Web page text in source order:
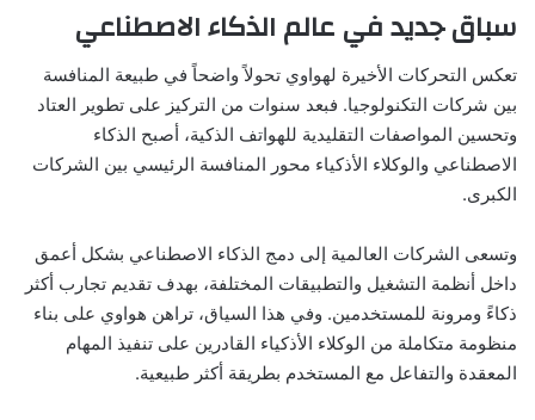
سباق جديد في عالم الذكاء الاصطناعي
تعكس التحركات الأخيرة لهواوي تحولاً واضحاً في طبيعة المنافسة
بين شركات التكنولوجيا. فبعد سنوات من التركيز على تطوير العتاد
وتحسين المواصفات التقليدية للهواتف الذكية، أصبح الذكاء
الاصطناعي والوكلاء الأذكياء محور المنافسة الرئيسي بين الشركات
الكبرى.
وتسعى الشركات العالمية إلى دمج الذكاء الاصطناعي بشكل أعمق
داخل أنظمة التشغيل والتطبيقات المختلفة، بهدف تقديم تجارب أكثر
ذكاءً ومرونة للمستخدمين. وفي هذا السياق، تراهن هواوي على بناء
منظومة متكاملة من الوكلاء الأذكياء القادرين على تنفيذ المهام
المعقدة والتفاعل مع المستخدم بطريقة أكثر طبيعية.